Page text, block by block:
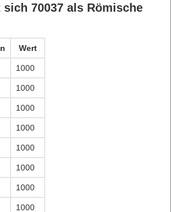
70037 als Römische
Wert
1000
1000
1000
1000
1000
1000
1000
1000